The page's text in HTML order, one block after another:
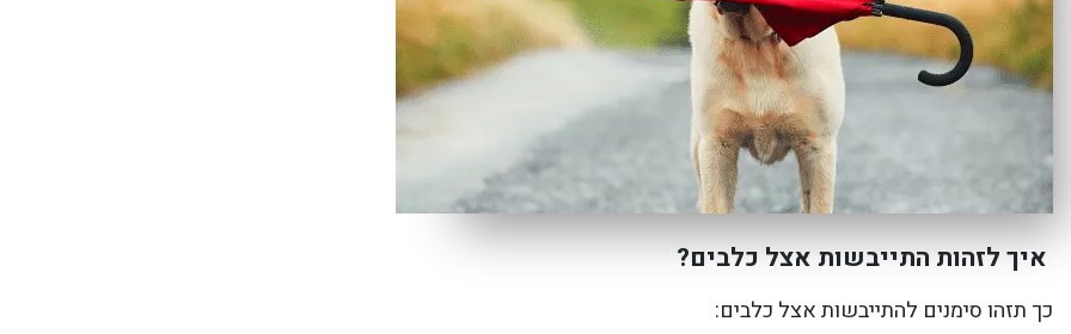
איך לזהות התייבשות אצל כלבים?
כך תזהו סימנים להתייבשות אצל כלבים: